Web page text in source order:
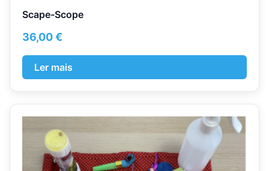
Scape-Scope
36,00€
Ler mais